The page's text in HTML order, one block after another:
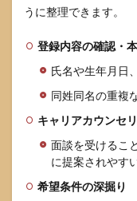
に来
とは
か
6.2
何度
かる
のは
か
うに整理できます。
登録内容の確認・
氏名や生年月日
同姓同名の重複
キャリアカウンセ
面談を受けるこ
に提案されやす
希望条件の深掘り